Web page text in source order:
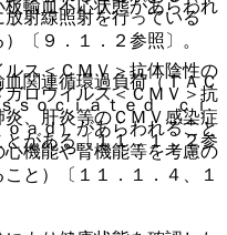
輸血不応状態があらわれ
ス＜ＣＭＶ＞抗体陰性の
ロウイルス＜ＣＭＶ＞抗
、肝炎等のＣＭＶ感染症
がある〔１１．１．２参
射線照射を行っている
〔９．１．２参照〕。
関連循環過負荷（ＴＡＣ
ｓｏｃｉａｔｅｄ ｃｉ
ａｄ）があらわれること
機能や腎機能等を考慮の
と）〔１１．１．４、１